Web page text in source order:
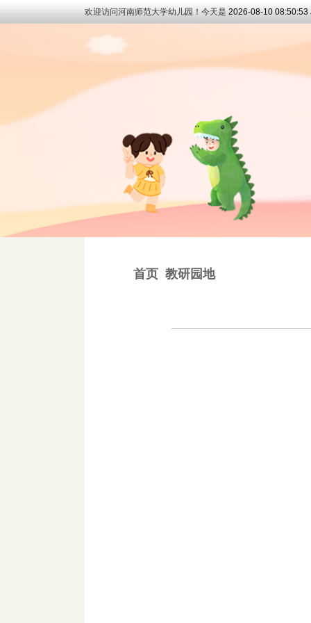
欢迎访问河南师范大学幼儿园！今天是 2026-08-10 08:50:53
首页 教研园地